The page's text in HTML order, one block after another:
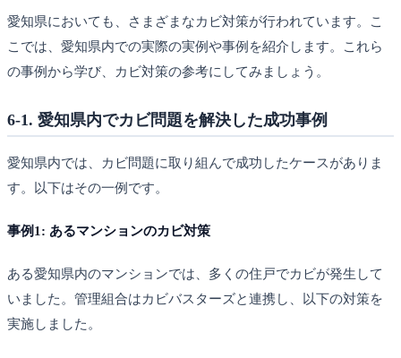
愛知県においても、さまざまなカビ対策が行われています。こ
こでは、愛知県内での実際の実例や事例を紹介します。これら
の事例から学び、カビ対策の参考にしてみましょう。
6-1. 愛知県内でカビ問題を解決した成功事例
愛知県内では、カビ問題に取り組んで成功したケースがありま
す。以下はその一例です。
事例1: あるマンションのカビ対策
ある愛知県内のマンションでは、多くの住戸でカビが発生して
いました。管理組合はカビバスターズと連携し、以下の対策を
実施しました。